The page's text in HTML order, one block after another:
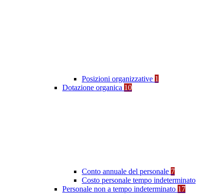
Posizioni organizzative 1
Dotazione organica 10
Conto annuale del personale 7
Costo personale tempo indeterminato
Personale non a tempo indeterminato 17